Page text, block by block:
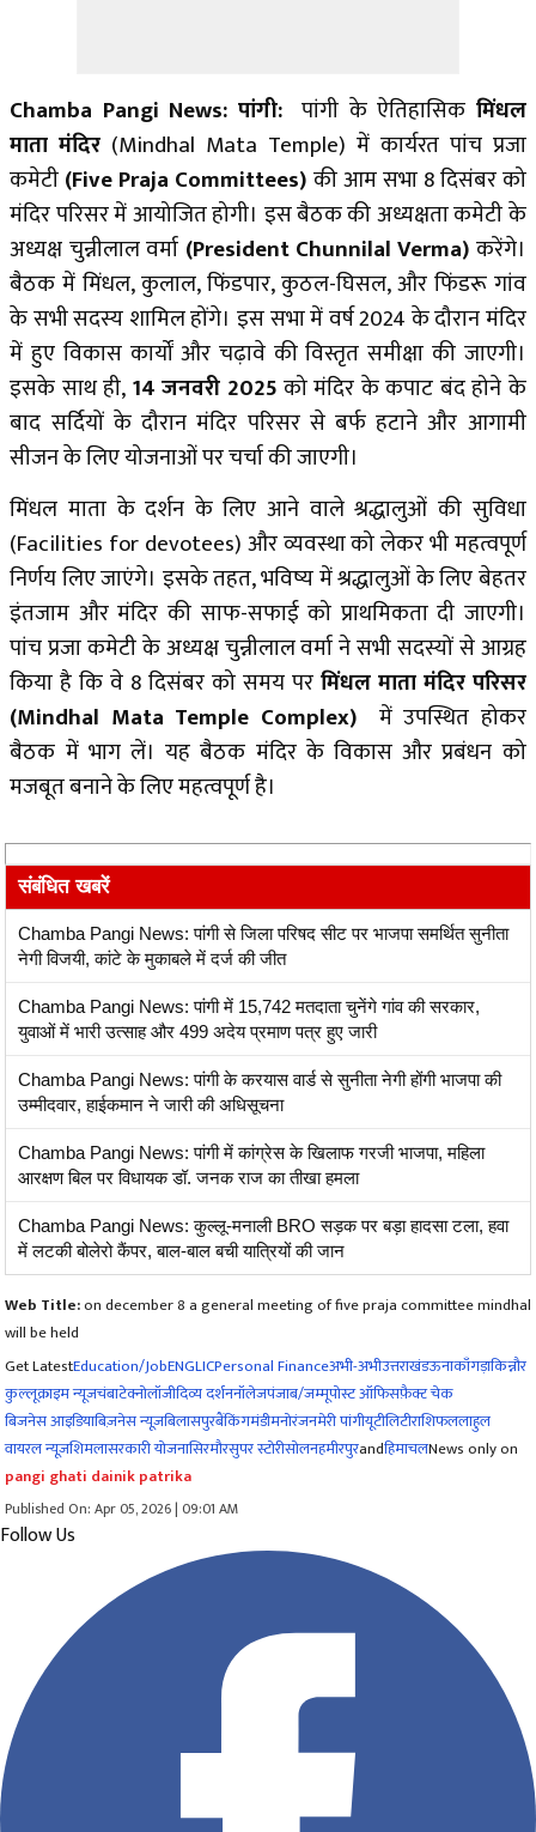
Chamba Pangi News: पांगी: पांगी के ऐतिहासिक मिंधल
माता मंदिर (Mindhal Mata Temple) में कार्यरत पांच प्रजा
कमेटी(Five Praja Committees)की आम सभा 8 दिसंबर को
मंदिर परिसर में आयोजित होगी। इस बैठक की अध्यक्षता कमेटी के
अध्यक्ष चुन्नीलाल वर्मा (President Chunnilal Verma)करेंगे।
बैठक में मिंधल, कुलाल, फिंडपार, कुठल-घिसल, और फिंडरू गांव
के सभी सदस्य शामिल होंगे। इस सभा में वर्ष 2024 के दौरान मंदिर
में हुए विकास कार्यों और चढ़ावे की विस्तृत समीक्षा की जाएगी।
इसके साथ ही,14 जनवरी 2025को मंदिर के कपाट बंद होने के
बाद सर्दियों के दौरान मंदिर परिसर से बर्फ हटाने और आगामी
सीजन के लिए योजनाओं पर चर्चा की जाएगी।
मिंधल माता के दर्शन के लिए आने वाले श्रद्धालुओं की सुविधा
(Facilities for devotees) और व्यवस्था को लेकर भी महत्वपूर्ण
निर्णय लिए जाएंगे। इसके तहत, भविष्य में श्रद्धालुओं के लिए बेहतर
इंतजाम और मंदिर की साफ-सफाई को प्राथमिकता दी जाएगी।
पांच प्रजा कमेटी के अध्यक्ष चुन्नीलाल वर्मा ने सभी सदस्यों से आग्रह
किया है कि वे 8 दिसंबर को समय परमिंधल माता मंदिर परिसर
(Mindhal Mata Temple Complex)
में उपस्थित होकर
बैठक में भाग लें। यह बैठक मंदिर के विकास और प्रबंधन को
मजबूत बनाने के लिए महत्वपूर्ण है।
संबंधित खबरें
Chamba Pangi News: पांगी से जिला परिषद सीट पर भाजपा समर्थित सुनीता
नेगी विजयी, कांटे के मुकाबले में दर्ज की जीत
Chamba Pangi News: पांगी में 15,742 मतदाता चुनेंगे गांव की सरकार,
युवाओं में भारी उत्साह और 499 अदेय प्रमाण पत्र हुए जारी
Chamba Pangi News: पांगी के करयास वार्ड से सुनीता नेगी होंगी भाजपा की
उम्मीदवार, हाईकमान ने जारी की अधिसूचना
Chamba Pangi News: पांगी में कांग्रेस के खिलाफ गरजी भाजपा, महिला
आरक्षण बिल पर विधायक डॉ. जनक राज का तीखा हमला
Chamba Pangi News: कुल्लू-मनाली BRO सड़क पर बड़ा हादसा टला, हवा
में लटकी बोलेरो कैंपर, बाल-बाल बची यात्रियों की जान
Web Title:on december 8 a general meeting of five praja committee mindhal
will be held
Get LatestEducation/JobENGLICPersonal Financeअभी-अभीउत्तराखंडऊनाकाँगड़ाकिन्नौर
कुल्लूक्राइम न्यूजचंबाटेक्नोलॉजीदिव्य दर्शननॉलेजपंजाब/जम्मूपोस्ट ऑफिसफ़ैक्ट चेक
बिजनेस आइडियाबिज़नेस न्यूज़बिलासपुरबैंकिंगमंडीमनोरंजनमेरी पांगीयूटीलिटीराशिफललाहुल
वायरल न्यूज़शिमलासरकारी योजनासिरमौरसुपर स्टोरीसोलनहमीरपुरandहिमाचलNews only on
pangi ghati dainik patrika
Published On: Apr 05, 2026 | 09:01 AM
Follow Us